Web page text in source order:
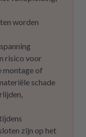
worden
risico voor
montage of
schade
zijn op het